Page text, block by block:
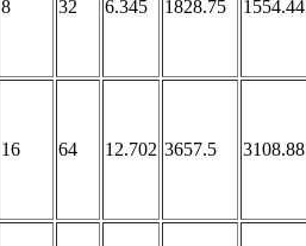
8 32 6.345 1828.75 1554.44
16 64 12.702 3657.5 3108.88